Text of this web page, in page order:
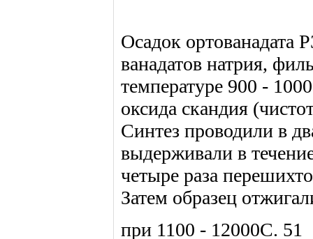
Осадок ортованадата
ванадатов натрия,
температуре 900 -
оксида скандия
Синтез проводили в
выдерживали в
четыре раза
Затем образец
при 1100 - 12000С. 51